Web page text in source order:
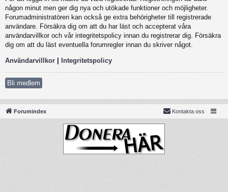
någon minut men ger dig nya och utökade funktioner och möjligheter.
Forumadministratören kan också ge extra behörigheter till registrerade
användare. Försäkra dig om att du har läst och accepterat våra
användarvillkor och vår integritetspolicy innan du registrerar dig. Försäkra
dig om att du läst eventuella forumregler innan du skriver något.
Användarvillkor | Integritetspolicy
Bli medlem
Forumindex Kontakta oss